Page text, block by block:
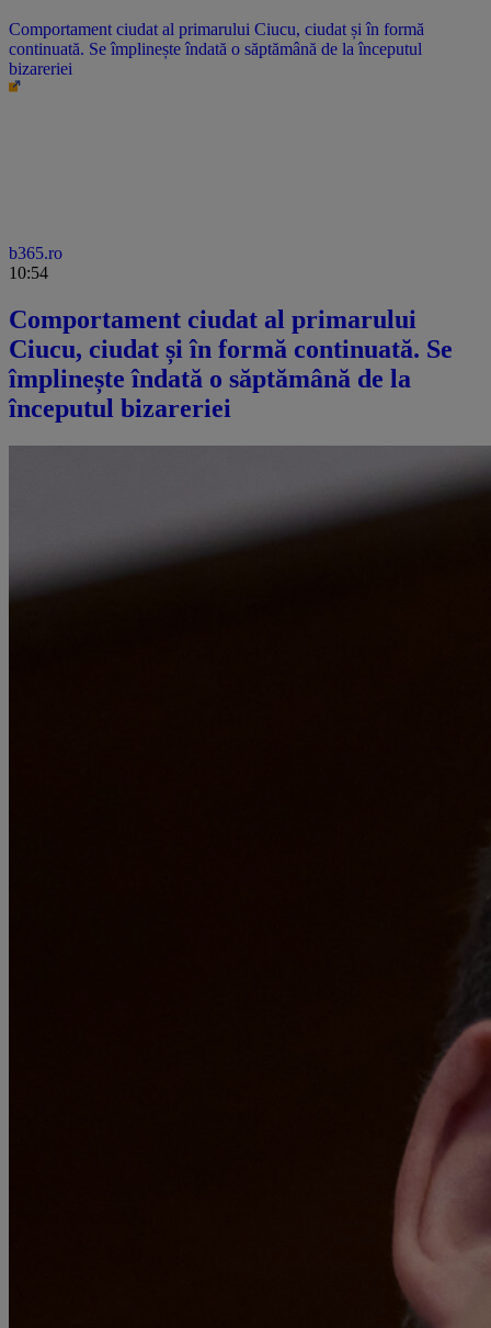
Comportament ciudat al primarului Ciucu, ciudat și în formă
continuată. Se împlinește îndată o săptămână de la începutul
bizareriei
b365.ro
10:54
Comportament ciudat al primarului
Ciucu, ciudat și în formă continuată. Se
împlinește îndată o săptămână de la
începutul bizareriei